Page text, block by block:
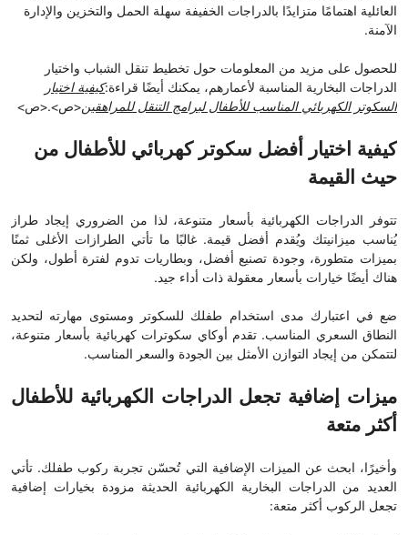
العائلية اهتمامًا متزايدًا بالدراجات الخفيفة سهلة الحمل والتخزين والإدارة
الآمنة.
للحصول على مزيد من المعلومات حول تخطيط تنقل الشباب واختيار
الدراجات البخارية المناسبة لأعمارهم، يمكنك أيضًا قراءة:كيفية اختيار
السكوتر الكهربائي المناسب للأطفال لبرامج التنقل للمراهقين<ص>.<ص>
كيفية اختيار أفضل سكوتر كهربائي للأطفال من
حيث القيمة
تتوفر الدراجات الكهربائية بأسعار متنوعة، لذا من الضروري إيجاد طراز
يُناسب ميزانيتك ويُقدم أفضل قيمة. غالبًا ما تأتي الطرازات الأغلى ثمنًا
بميزات متطورة، وجودة تصنيع أفضل، وبطاريات تدوم لفترة أطول، ولكن
هناك أيضًا خيارات بأسعار معقولة ذات أداء جيد.
ضع في اعتبارك مدى استخدام طفلك للسكوتر ومستوى مهارته لتحديد
النطاق السعري المناسب. تقدم أوكاي سكوترات كهربائية بأسعار متنوعة،
لتتمكن من إيجاد التوازن الأمثل بين الجودة والسعر المناسب.
ميزات إضافية تجعل الدراجات الكهربائية للأطفال
أكثر متعة
وأخيرًا، ابحث عن الميزات الإضافية التي تُحسّن تجربة ركوب طفلك. تأتي
العديد من الدراجات البخارية الكهربائية الحديثة مزودة بخيارات إضافية
تجعل الركوب أكثر متعة: